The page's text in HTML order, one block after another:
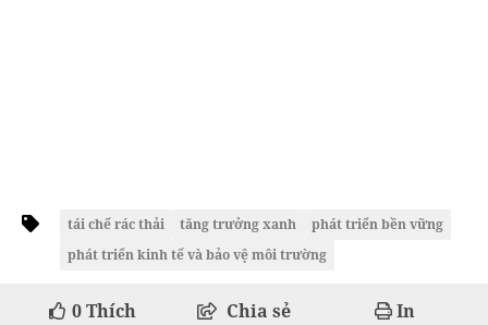
tái chế rác thải tăng trưởng xanh
phát triển bền vững
phát triển kinh tế và bảo vệ môi trường
0Thích Chia sẻ In